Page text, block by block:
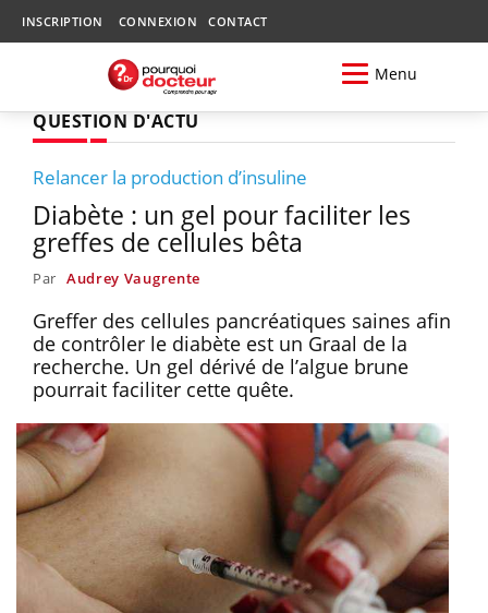
INSCRIPTION CONNEXION CONTACT
Menu
QUESTION D'ACTU
Relancer la production d’insuline
Diabète : un gel pour faciliter les
greffes de cellules bêta
Par Audrey Vaugrente
Greffer des cellules pancréatiques saines afin
de contrôler le diabète est un Graal de la
recherche. Un gel dérivé de l’algue brune
pourrait faciliter cette quête.